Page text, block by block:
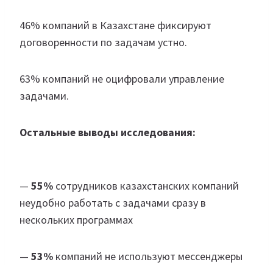
46% компаний в Казахстане фиксируют
договоренности по задачам устно.
63% компаний не оцифровали управление
задачами.
Остальные выводы исследования:
— 55% сотрудников казахстанских компаний
неудобно работать с задачами сразу в
нескольких программах
— 53% компаний не используют мессенджеры